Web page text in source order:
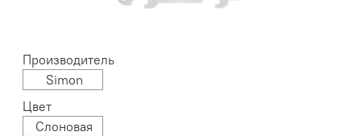
Производитель
Simon
Цвет
Слоновая